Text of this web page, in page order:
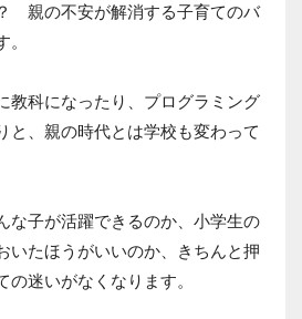
親の不安が解消する子育てのバ
教科になったり、プログラミング
と、親の時代とは学校も変わって
な子が活躍できるのか、小学生の
いたほうがいいのか、きちんと押
の迷いがなくなります。